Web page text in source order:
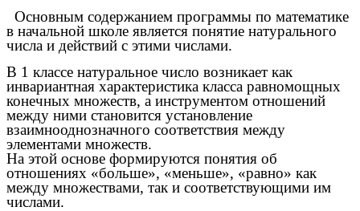
Основным содержанием программы по математике
в начальной школе является понятие натурального
числа и действий с этими числами.
В 1 классе натуральное число возникает как
инвариантная характеристика класса равномощных
конечных множеств, а инструментом отношений
между ними становится установление
взаимнооднозначного соответствия между
элементами множеств.
На этой основе формируются понятия об
отношениях «больше», «меньше», «равно» как
между множествами, так и соответствующими им
числами.